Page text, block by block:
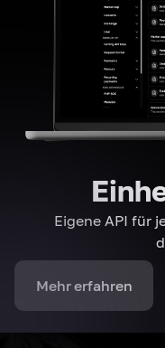
Eigene API für
Mehr erfahren